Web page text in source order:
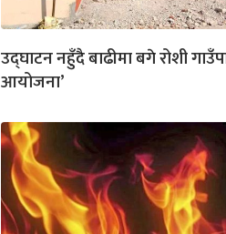
उद्घाटन नहुँदै बाढीमा बगे रोशी
आयोजना’